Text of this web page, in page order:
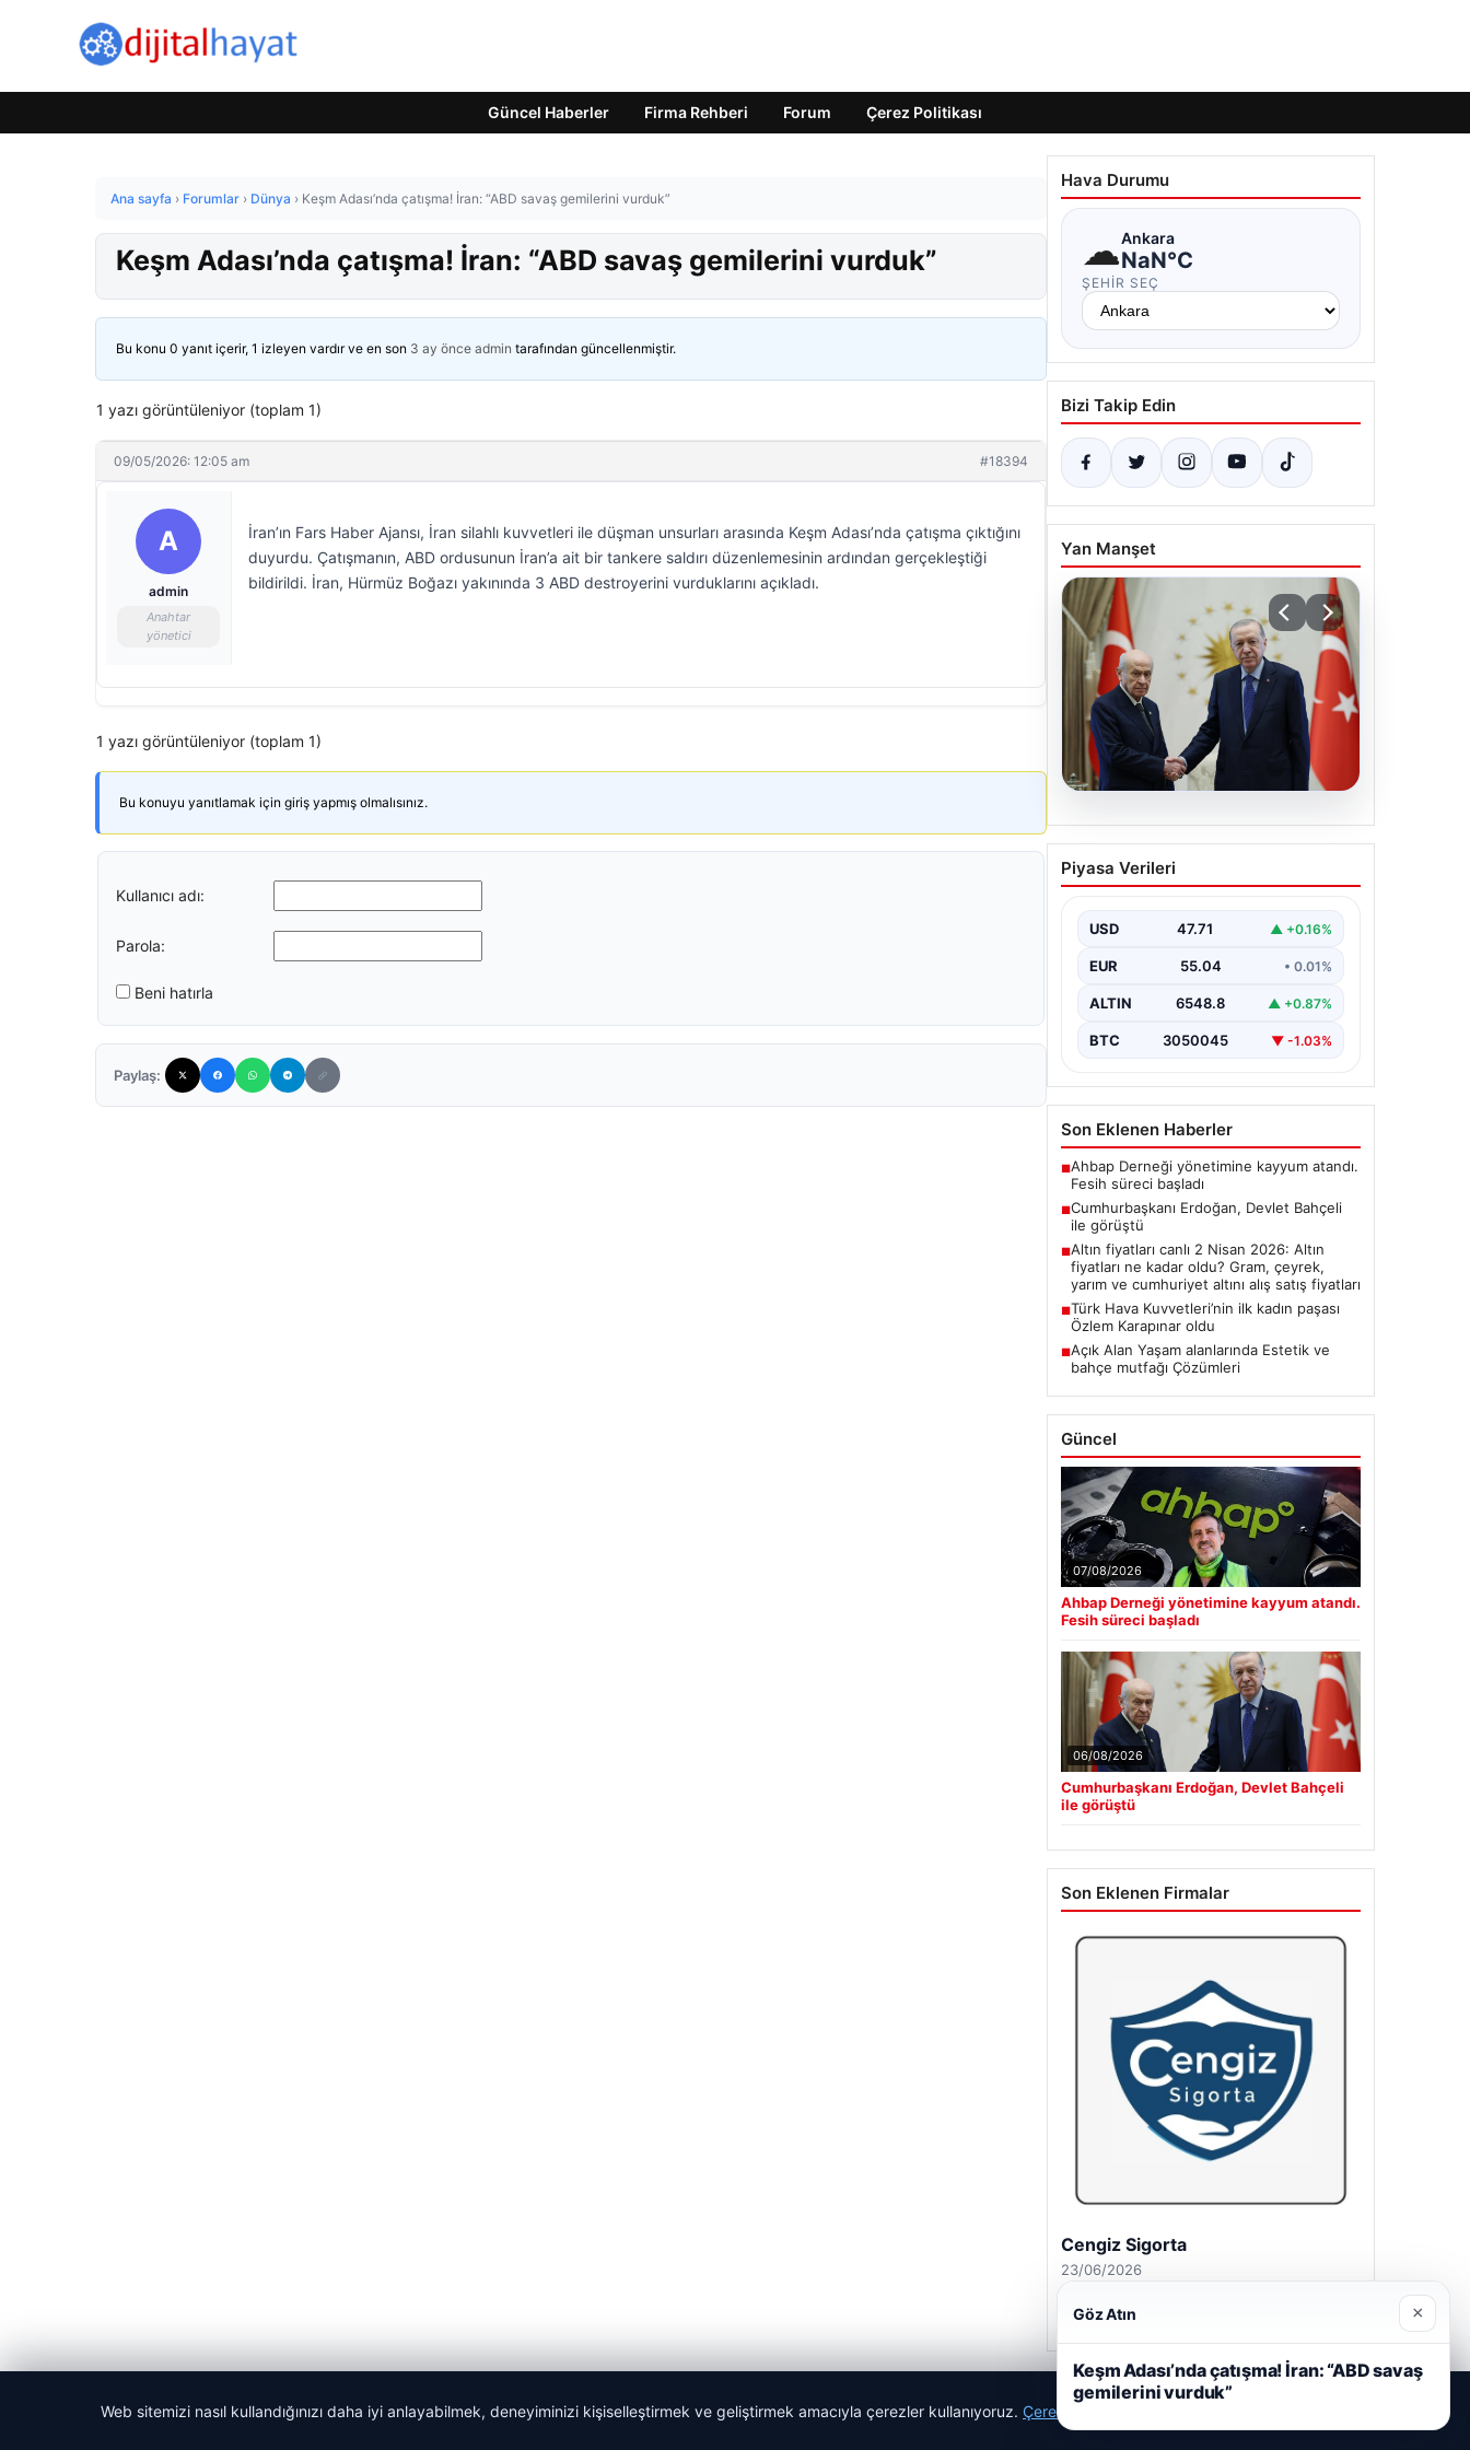
Güncel Haberler Firma Rehberi Forum Çerez Politikası
Ana sayfa › Forumlar › Dünya › Keşm Adası’nda çatışma! İran: “ABD savaş gemilerini vurduk”
Keşm Adası’nda çatışma! İran: “ABD savaş gemilerini vurduk”
Bu konu 0 yanıt içerir, 1 izleyen vardır ve en son 3 ay önce admin tarafından güncellenmiştir.
1 yazı görüntüleniyor (toplam 1)
09/05/2026: 12:05 am #18394
A
admin
Anahtar
yönetici
İran’ın Fars Haber Ajansı, İran silahlı kuvvetleri ile düşman unsurları arasında Keşm Adası’nda çatışma çıktığını
duyurdu. Çatışmanın, ABD ordusunun İran’a ait bir tankere saldırı düzenlemesinin ardından gerçekleştiği
bildirildi. İran, Hürmüz Boğazı yakınında 3 ABD destroyerini vurduklarını açıkladı.
1 yazı görüntüleniyor (toplam 1)
Bu konuyu yanıtlamak için giriş yapmış olmalısınız.
Kullanıcı adı:
Parola:
Beni hatırla
Paylaş:
Hava Durumu
☁Ankara
NaN°C
ŞEHIR SEÇ
Bizi Takip Edin
Yan Manşet
06.08.2026
Cumhurbaşkanı Erdoğan,
Devlet Bahçeli ile görüştü
Piyasa Verileri
USD 47.71 ▲ +0.16%
EUR 55.04 • 0.01%
ALTIN 6548.8 ▲ +0.87%
BTC 3050045 ▼ -1.03%
Son Eklenen Haberler
■Ahbap Derneği yönetimine kayyum atandı.
Fesih süreci başladı
■Cumhurbaşkanı Erdoğan, Devlet Bahçeli
ile görüştü
■Altın fiyatları canlı 2 Nisan 2026: Altın
fiyatları ne kadar oldu? Gram, çeyrek,
yarım ve cumhuriyet altını alış satış fiyatları
■Türk Hava Kuvvetleri’nin ilk kadın paşası
Özlem Karapınar oldu
■Açık Alan Yaşam alanlarında Estetik ve
bahçe mutfağı Çözümleri
Güncel
07/08/2026
Ahbap Derneği yönetimine kayyum atandı.
Fesih süreci başladı
06/08/2026
Cumhurbaşkanı Erdoğan, Devlet Bahçeli
ile görüştü
Son Eklenen Firmalar
Cengiz Sigorta
23/06/2026
Web sitemizi nasıl kullandığınızı daha iyi anlayabilmek, deneyiminizi kişiselleştirmek ve geliştirmek amacıyla çerezler kullanıyoruz. Çerez Politikamız
Göz Atın ×
Keşm Adası’nda çatışma! İran: “ABD savaş
gemilerini vurduk”